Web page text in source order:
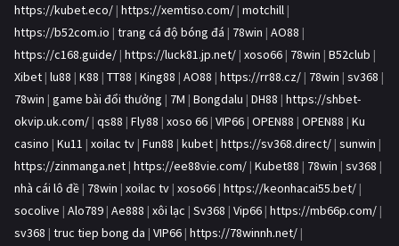
https://kubet.eco/ | https://xemtiso.com/ | motchill |
https://b52com.io | trang cá độ bóng đá | 78win | AO88 |
https://c168.guide/ | https://luck81.jp.net/ | xoso66 | 78win | B52club |
Xibet | lu88 | K88 | TT88 | King88 | AO88 | https://rr88.cz/ | 78win | sv368 |
78win | game bài đổi thưởng | 7M | Bongdalu | DH88 | https://shbet-
okvip.uk.com/ | qs88 | Fly88 | xoso 66 | VIP66 | OPEN88 | OPEN88 | Ku
casino | Ku11 | xoilac tv | Fun88 | kubet | https://sv368.direct/ | sunwin |
https://zinmanga.net | https://ee88vie.com/ | Kubet88 | 78win | sv368 |
nhà cái lô đề | 78win | xoilac tv | xoso66 | https://keonhacai55.bet/ |
socolive | Alo789 | Ae888 | xôi lạc | Sv368 | Vip66 | https://mb66p.com/ |
sv368 | truc tiep bong da | VIP66 | https://78winnh.net/ |